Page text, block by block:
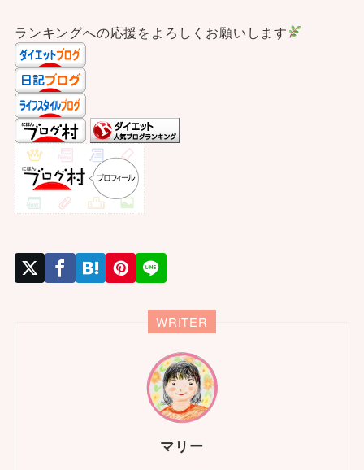
ランキングへの応援をよろしくお願いします
WRITER
マリー